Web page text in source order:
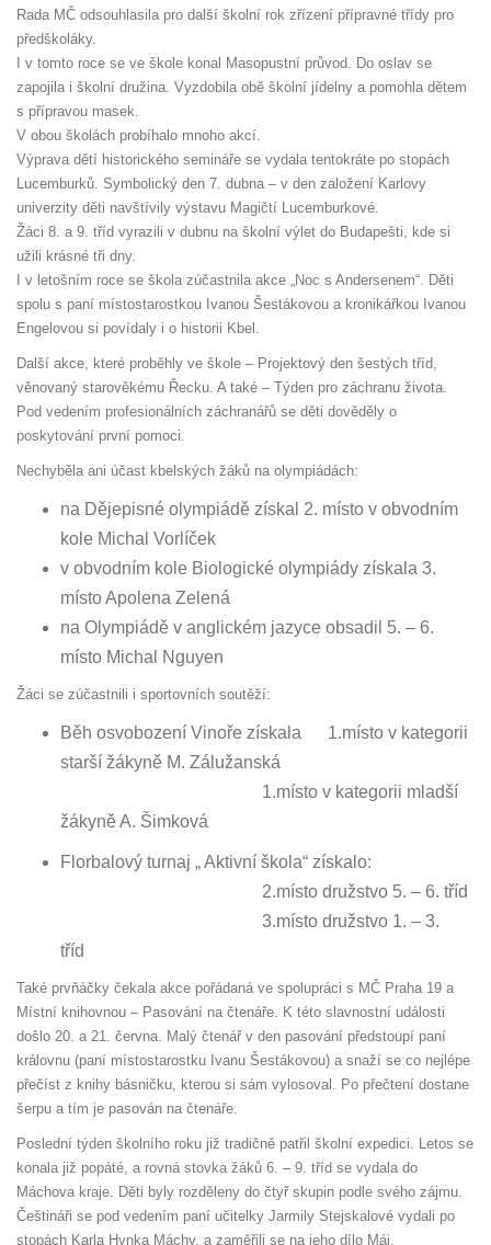
Rada MČ odsouhlasila pro další školní rok zřízení přípravné třídy pro
předškoláky.
I v tomto roce se ve škole konal Masopustní průvod. Do oslav se
zapojila i školní družina. Vyzdobila obě školní jídelny a pomohla dětem
s přípravou masek.
V obou školách probíhalo mnoho akcí.
Výprava dětí historického semináře se vydala tentokráte po stopách
Lucemburků. Symbolický den 7. dubna – v den založení Karlovy
univerzity děti navštívily výstavu Magičtí Lucemburkové.
Žáci 8. a 9. tříd vyrazili v dubnu na školní výlet do Budapešti, kde si
užili krásné tři dny.
I v letošním roce se škola zúčastnila akce „Noc s Andersenem“. Děti
spolu s paní místostarostkou Ivanou Šestákovou a kronikářkou Ivanou
Engelovou si povídaly i o historii Kbel.
Další akce, které proběhly ve škole – Projektový den šestých tříd,
věnovaný starověkému Řecku. A také – Týden pro záchranu života.
Pod vedením profesionálních záchranářů se děti dověděly o
poskytování první pomoci.
Nechyběla ani účast kbelských žáků na olympiádách:
na Dějepisné olympiádě získal 2. místo v obvodním
kole Michal Vorlíček
v obvodním kole Biologické olympiády získala 3.
místo Apolena Zelená
na Olympiádě v anglickém jazyce obsadil 5. – 6.
místo Michal Nguyen
Žáci se zúčastnili i sportovních soutěží:
Běh osvobození Vinoře získala 1.místo v kategorii
starší žákyně M. Zálužanská
1.místo v kategorii mladší
žákyně A. Šimková
Florbalový turnaj „ Aktivní škola“ získalo:
2.místo družstvo 5. – 6. tříd
3.místo družstvo 1. – 3.
tříd
Také prvňáčky čekala akce pořádaná ve spolupráci s MČ Praha 19 a
Místní knihovnou – Pasování na čtenáře. K této slavnostní události
došlo 20. a 21. června. Malý čtenář v den pasování předstoupí paní
královnu (paní místostarostku Ivanu Šestákovou) a snaží se co nejlépe
přečíst z knihy básničku, kterou si sám vylosoval. Po přečtení dostane
šerpu a tím je pasován na čtenáře.
Poslední týden školního roku již tradičně patřil školní expedici. Letos se
konala již popáté, a rovná stovka žáků 6. – 9. tříd se vydala do
Máchova kraje. Děti byly rozděleny do čtyř skupin podle svého zájmu.
Češtináři se pod vedením paní učitelky Jarmily Stejskalové vydali po
stopách Karla Hynka Máchy, a zaměřili se na jeho dílo Máj.